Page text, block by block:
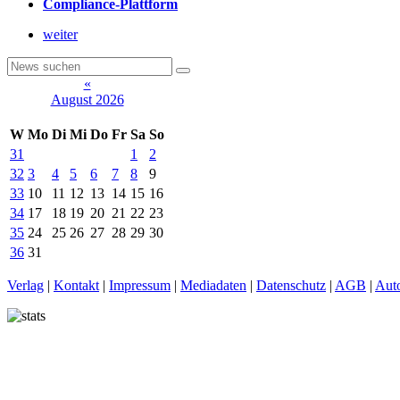
Compliance-Plattform
weiter
«
August 2026
W Mo Di Mi Do Fr Sa So
31
1
2
32 3 4 5 6 7 8
9
33 10 11 12 13 14 15 16
34 17 18 19 20 21 22 23
35 24 25 26 27 28 29 30
36 31
Verlag | Kontakt | Impressum | Mediadaten | Datenschutz | AGB |